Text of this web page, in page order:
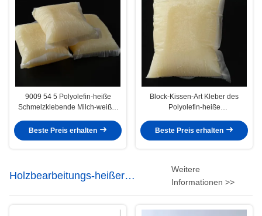
9009 54 5 Polyolefin-heiße
Schmelzklebende Milch-weißer
Beste Preis erhalten
Block-Kissen-Art Kleber des
Polyolefin-heiße
CAS9009-54-5
Beste Preis erhalten
Holzbearbeitungs-heißer
Schmelzkleber
Weitere
Informationen >>